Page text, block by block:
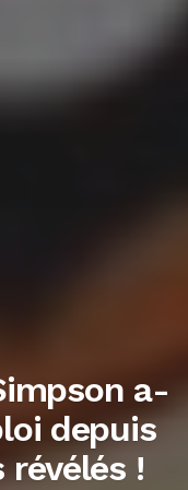
a-
depuis
révélés !